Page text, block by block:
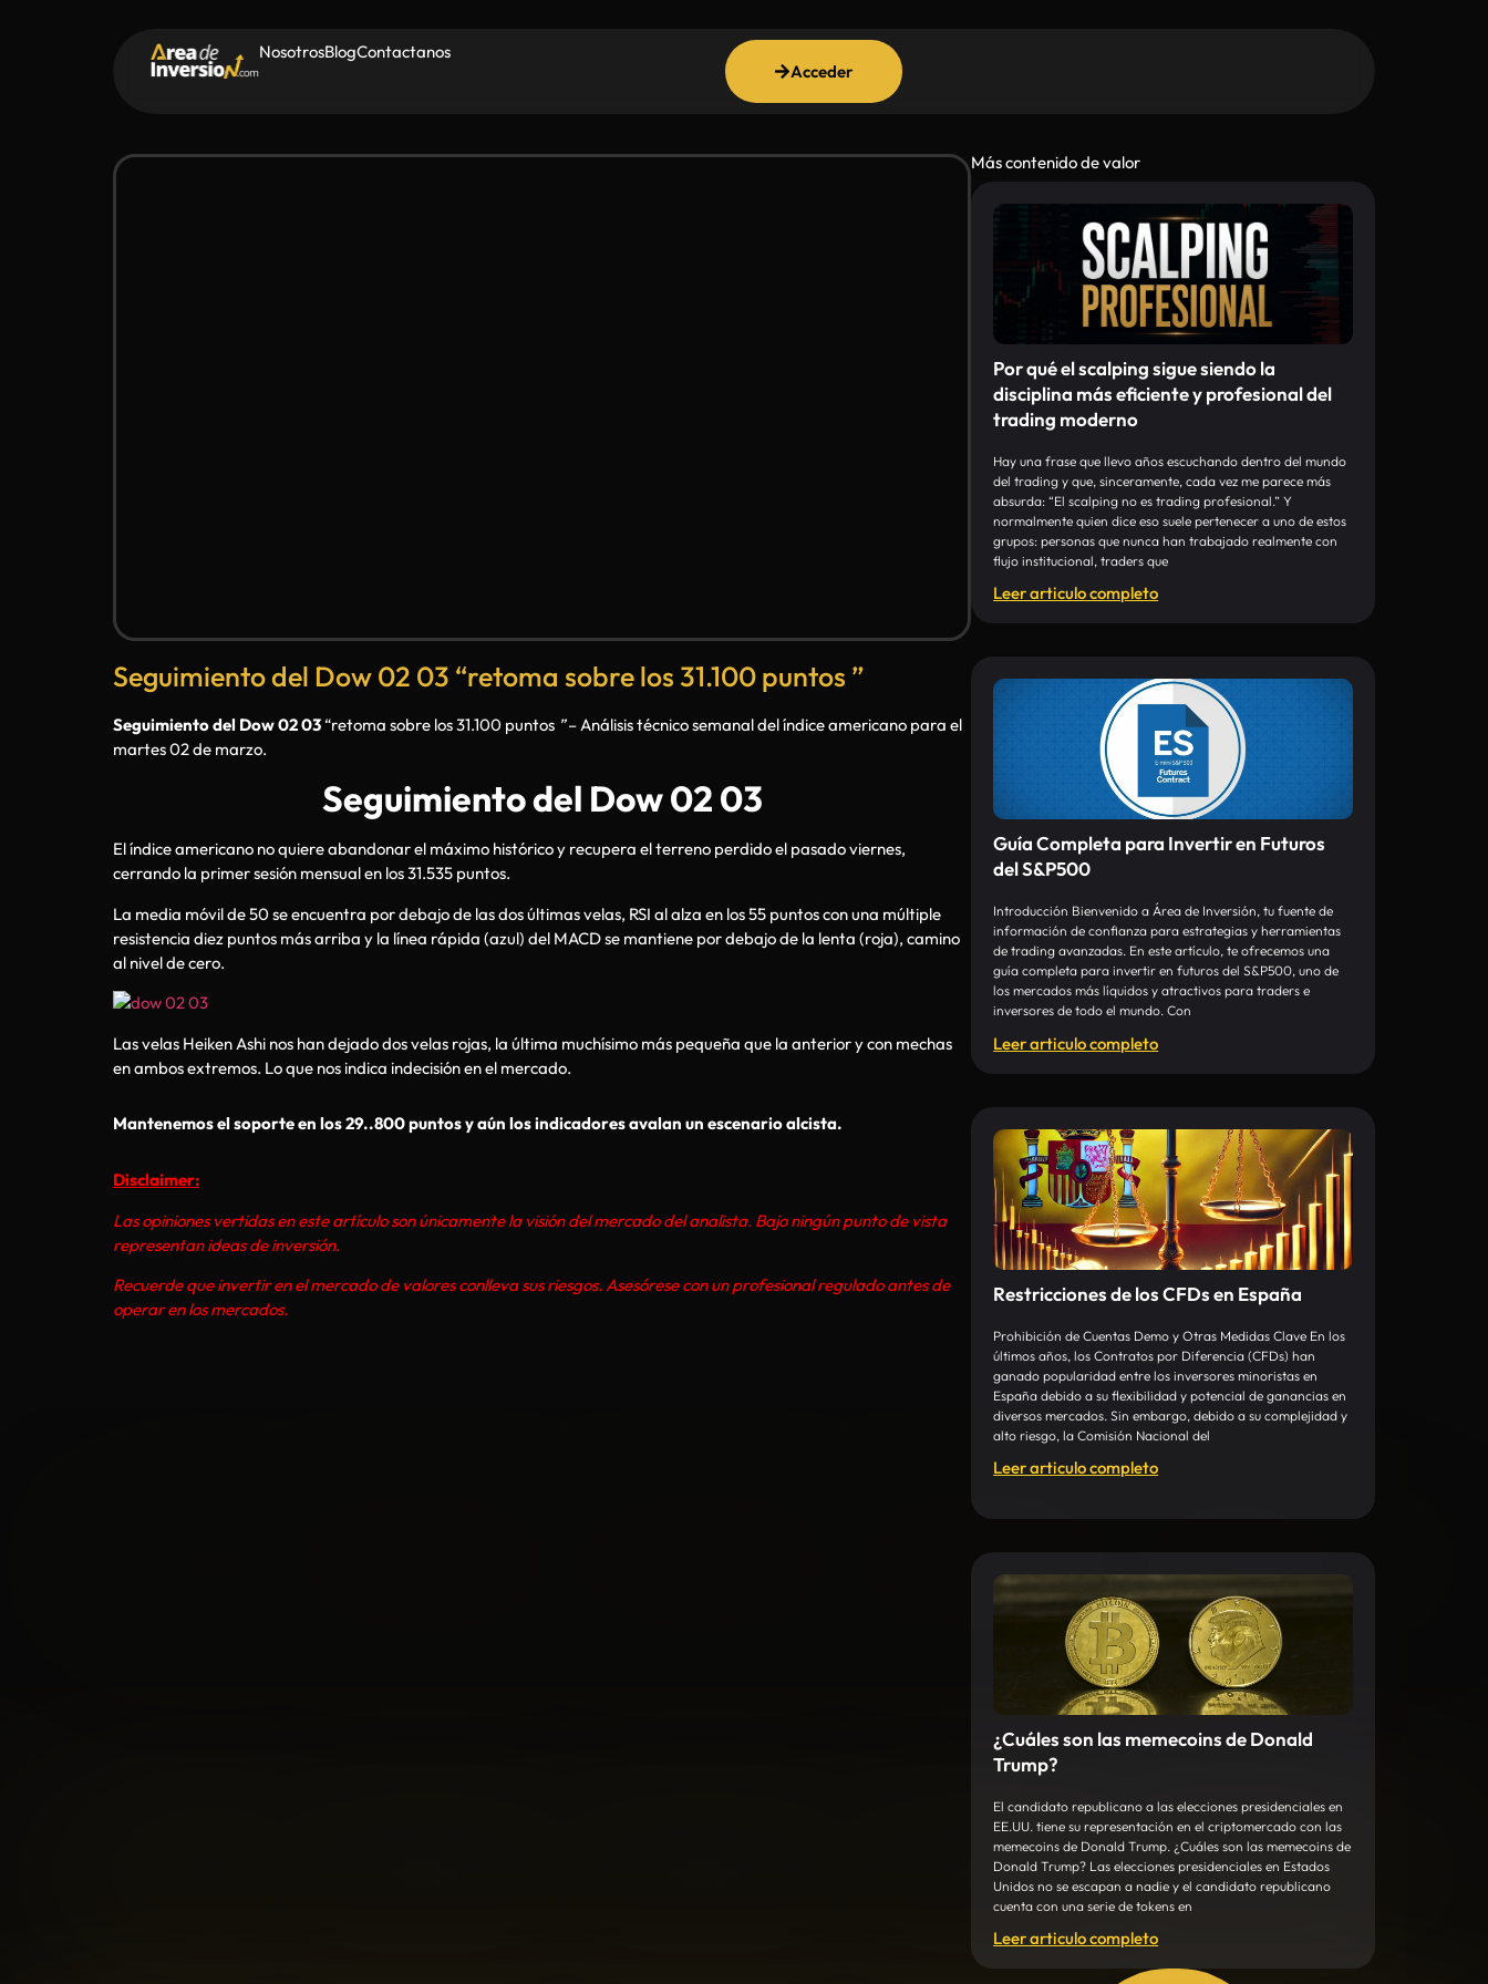
NosotrosBlogContactanos
Acceder
Seguimiento del Dow 02 03 “retoma sobre los 31.100 puntos ”
Seguimiento del Dow 02 03“retoma sobre los 31.100 puntos ”– Análisis técnico semanal del índice americano para el
martes 02 de marzo.
Seguimiento del Dow 02 03
El índice americano no quiere abandonar el máximo histórico y recupera el terreno perdido el pasado viernes,
cerrando la primer sesión mensual en los 31.535 puntos.
La media móvil de 50 se encuentra por debajo de las dos últimas velas, RSI al alza en los 55 puntos con una múltiple
resistencia diez puntos más arriba y la línea rápida (azul) del MACD se mantiene por debajo de la lenta (roja), camino
al nivel de cero.
Las velas Heiken Ashi nos han dejado dos velas rojas, la última muchísimo más pequeña que la anterior y con mechas
en ambos extremos. Lo que nos indica indecisión en el mercado.
Mantenemos el soporte en los 29..800 puntos y aún los indicadores avalan un escenario alcista.
Disclaimer:
Las opiniones vertidas en este artículo son únicamente la visión del mercado del analista. Bajo ningún punto de vista
representan ideas de inversión.
Recuerde que invertir en el mercado de valores conlleva sus riesgos. Asesórese con un profesional regulado antes de
operar en los mercados.
Más contenido de valor
Por qué el scalping sigue siendo la
disciplina más eficiente y profesional del
trading moderno
Hay una frase que llevo años escuchando dentro del mundo
del trading y que, sinceramente, cada vez me parece más
absurda: “El scalping no es trading profesional.” Y
normalmente quien dice eso suele pertenecer a uno de estos
grupos: personas que nunca han trabajado realmente con
flujo institucional, traders que
Leer articulo completo
Guía Completa para Invertir en Futuros
del S&P500
Introducción Bienvenido a Área de Inversión, tu fuente de
información de confianza para estrategias y herramientas
de trading avanzadas. En este artículo, te ofrecemos una
guía completa para invertir en futuros del S&P500, uno de
los mercados más líquidos y atractivos para traders e
inversores de todo el mundo. Con
Leer articulo completo
Restricciones de los CFDs en España
Prohibición de Cuentas Demo y Otras Medidas Clave En los
últimos años, los Contratos por Diferencia (CFDs) han
ganado popularidad entre los inversores minoristas en
España debido a su flexibilidad y potencial de ganancias en
diversos mercados. Sin embargo, debido a su complejidad y
alto riesgo, la Comisión Nacional del
Leer articulo completo
¿Cuáles son las memecoins de Donald
Trump?
El candidato republicano a las elecciones presidenciales en
EE.UU. tiene su representación en el criptomercado con las
memecoins de Donald Trump. ¿Cuáles son las memecoins de
Donald Trump? Las elecciones presidenciales en Estados
Unidos no se escapan a nadie y el candidato republicano
cuenta con una serie de tokens en
Leer articulo completo